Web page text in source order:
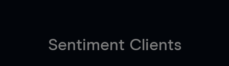
Sentiment Clients